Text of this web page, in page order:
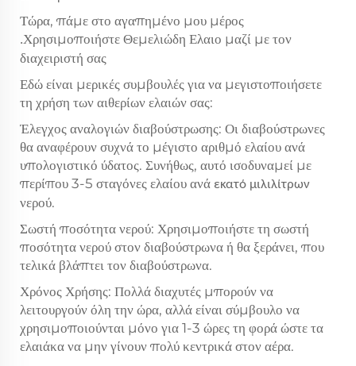
Τώρα, πάμε στο αγαπημένο μου μέρος
.Χρησιμοποιήστε Θεμελιώδη Ελαιο μαζί με τον
διαχειριστή σας
Εδώ είναι μερικές συμβουλές για να μεγιστοποιήσετε
τη χρήση των αιθερίων ελαιών σας:
Έλεγχος αναλογιών διαβούστρωσης: Οι διαβούστρωνες
θα αναφέρουν συχνά το μέγιστο αριθμό ελαίου ανά
υπολογιστικό ύδατος. Συνήθως, αυτό ισοδυναμεί με
περίπου 3-5 σταγόνες ελαίου ανά εκατό μιλιλίτρων
νερού.
Σωστή ποσότητα νερού: Χρησιμοποιήστε τη σωστή
ποσότητα νερού στον διαβούστρωνα ή θα ξεράνει, που
τελικά βλάπτει τον διαβούστρωνα.
Χρόνος Χρήσης: Πολλά διαχυτές μπορούν να
λειτουργούν όλη την ώρα, αλλά είναι σύμβουλο να
χρησιμοποιούνται μόνο για 1-3 ώρες τη φορά ώστε τα
ελαιάκα να μην γίνουν πολύ κεντρικά στον αέρα.